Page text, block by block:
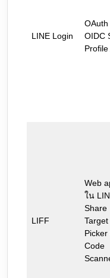
LINE Login
OIDC
Profile
LIFF
Web
ใน
Share
Target
Picker
Code